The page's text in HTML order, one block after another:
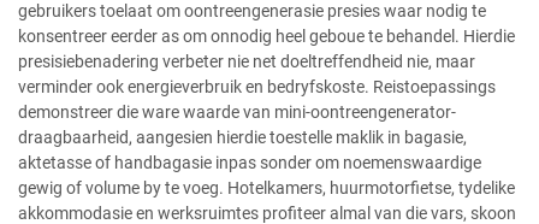
gebruikers toelaat om oontreengenerasie presies waar nodig te
konsentreer eerder as om onnodig heel geboue te behandel. Hierdie
presisiebenadering verbeter nie net doeltreffendheid nie, maar
verminder ook energieverbruik en bedryfskoste. Reistoepassings
demonstreer die ware waarde van mini-oontreengenerator-
draagbaarheid, aangesien hierdie toestelle maklik in bagasie,
aktetasse of handbagasie inpas sonder om noemenswaardige
gewig of volume by te voeg. Hotelkamers, huurmotorfietse, tydelike
akkommodasie en werksruimtes profiteer almal van die vars, skoon